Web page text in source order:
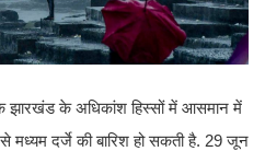
झारखंड के अधिकांश हिस्सों में आसमान में
मध्यम दर्जे की बारिश हो सकती है. 29 जून